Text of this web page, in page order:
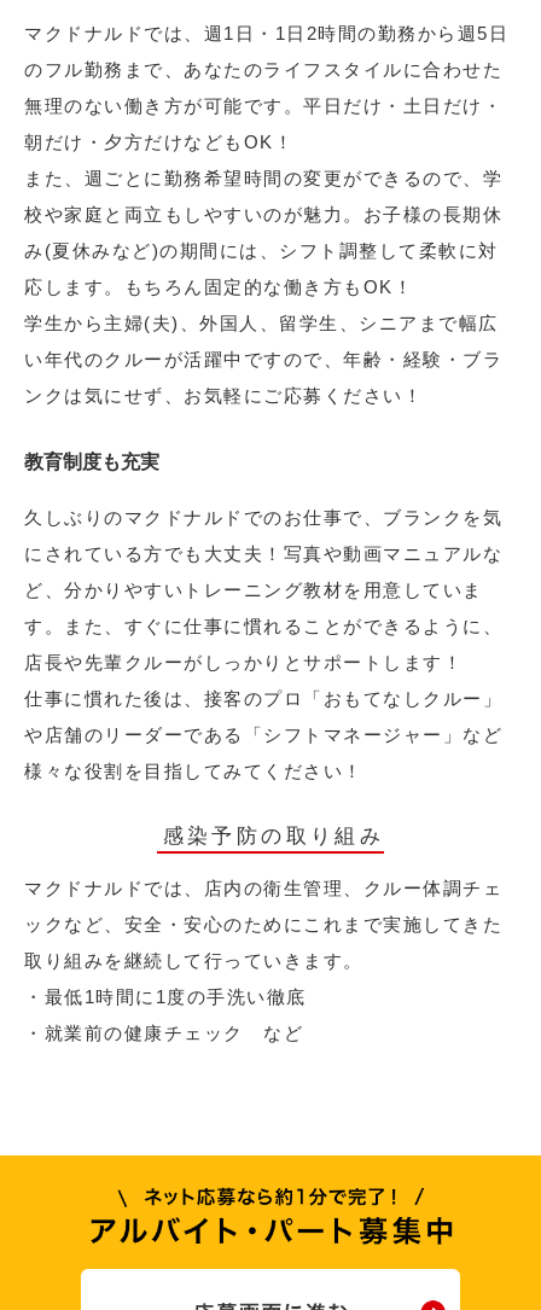
マクドナルドでは、週1日・1日2時間の勤務から週5日
のフル勤務まで、あなたのライフスタイルに合わせた
無理のない働き方が可能です。平日だけ・土日だけ・
朝だけ・夕方だけなどもOK！
また、週ごとに勤務希望時間の変更ができるので、学
校や家庭と両立もしやすいのが魅力。お子様の長期休
み(夏休みなど)の期間には、シフト調整して柔軟に対
応します。もちろん固定的な働き方もOK！
学生から主婦(夫)、外国人、留学生、シニアまで幅広
い年代のクルーが活躍中ですので、年齢・経験・ブラ
ンクは気にせず、お気軽にご応募ください！
教育制度も充実
久しぶりのマクドナルドでのお仕事で、ブランクを気
にされている方でも大丈夫！写真や動画マニュアルな
ど、分かりやすいトレーニング教材を用意していま
す。また、すぐに仕事に慣れることができるように、
店長や先輩クルーがしっかりとサポートします！
仕事に慣れた後は、接客のプロ「おもてなしクルー」
や店舗のリーダーである「シフトマネージャー」など
様々な役割を目指してみてください！
感染予防の取り組み
マクドナルドでは、店内の衛生管理、クルー体調チェ
ックなど、安全・安心のためにこれまで実施してきた
取り組みを継続して行っていきます。
・最低1時間に1度の手洗い徹底
・就業前の健康チェック など